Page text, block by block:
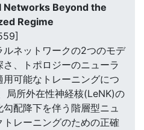
Beyond the
Regime
ネットワークの2つのモデ
、トポロジーのニューラ
用可能なトレーニングにつ
局所外在性神経核(LeNK)の
配降下を伴う階層型ニュ
レーニングのための正確